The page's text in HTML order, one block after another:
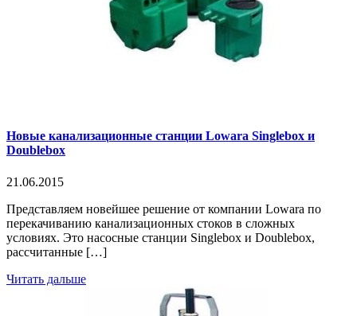
Новые канализационные станции Lowara Singlebox и
Doublebox
21.06.2015
Представляем новейшее решение от компании Lowara по
перекачиванию канализационных стоков в сложных
условиях. Это насосные станции Singlebox и Doublebox,
рассчитанные […]
Читать дальше